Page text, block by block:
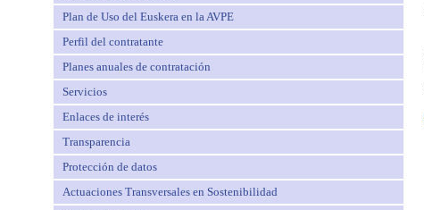
Plan de Uso del Euskera en la AVPE
Perfil del contratante
Planes anuales de contratación
Servicios
Enlaces de interés
Transparencia
Protección de datos
Actuaciones Transversales en Sostenibilidad